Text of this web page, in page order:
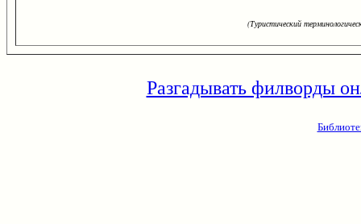
(Туристический
Разгадывать филворды